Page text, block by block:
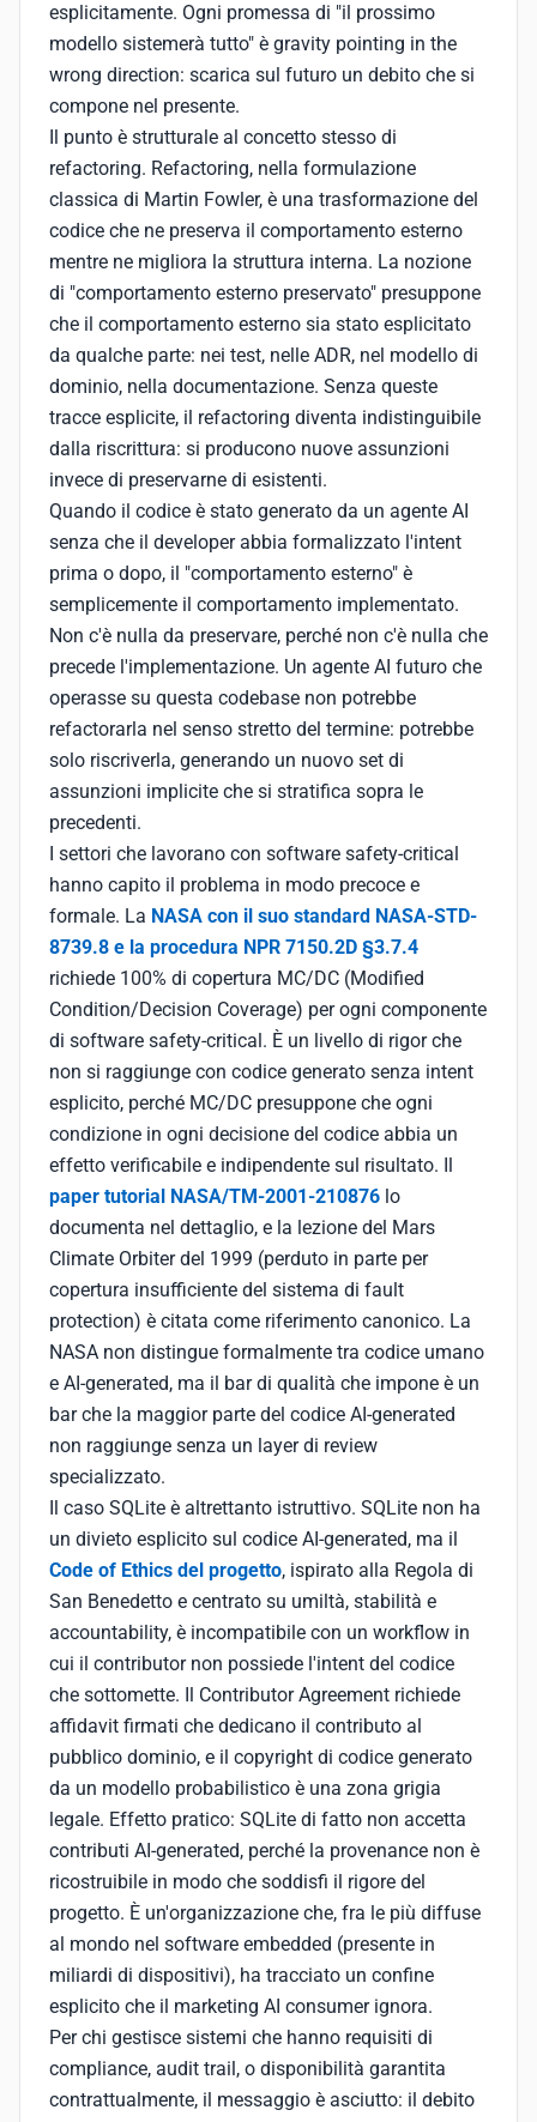
esplicitamente. Ogni promessa di "il prossimo
modello sistemerà tutto" è gravity pointing in the
wrong direction: scarica sul futuro un debito che si
compone nel presente.
Il punto è strutturale al concetto stesso di
refactoring. Refactoring, nella formulazione
classica di Martin Fowler, è una trasformazione del
codice che ne preserva il comportamento esterno
mentre ne migliora la struttura interna. La nozione
di "comportamento esterno preservato" presuppone
che il comportamento esterno sia stato esplicitato
da qualche parte: nei test, nelle ADR, nel modello di
dominio, nella documentazione. Senza queste
tracce esplicite, il refactoring diventa indistinguibile
dalla riscrittura: si producono nuove assunzioni
invece di preservarne di esistenti.
Quando il codice è stato generato da un agente AI
senza che il developer abbia formalizzato l'intent
prima o dopo, il "comportamento esterno" è
semplicemente il comportamento implementato.
Non c'è nulla da preservare, perché non c'è nulla che
precede l'implementazione. Un agente AI futuro che
operasse su questa codebase non potrebbe
refactorarla nel senso stretto del termine: potrebbe
solo riscriverla, generando un nuovo set di
assunzioni implicite che si stratifica sopra le
precedenti.
I settori che lavorano con software safety-critical
hanno capito il problema in modo precoce e
formale. La NASA con il suo standard NASA-STD-
8739.8 e la procedura NPR 7150.2D §3.7.4
richiede 100% di copertura MC/DC (Modified
Condition/Decision Coverage) per ogni componente
di software safety-critical. È un livello di rigor che
non si raggiunge con codice generato senza intent
esplicito, perché MC/DC presuppone che ogni
condizione in ogni decisione del codice abbia un
effetto verificabile e indipendente sul risultato. Il
paper tutorial NASA/TM-2001-210876 lo
documenta nel dettaglio, e la lezione del Mars
Climate Orbiter del 1999 (perduto in parte per
copertura insufficiente del sistema di fault
protection) è citata come riferimento canonico. La
NASA non distingue formalmente tra codice umano
e AI-generated, ma il bar di qualità che impone è un
bar che la maggior parte del codice AI-generated
non raggiunge senza un layer di review
specializzato.
Il caso SQLite è altrettanto istruttivo. SQLite non ha
un divieto esplicito sul codice AI-generated, ma il
Code of Ethics del progetto, ispirato alla Regola di
San Benedetto e centrato su umiltà, stabilità e
accountability, è incompatibile con un workflow in
cui il contributor non possiede l'intent del codice
che sottomette. Il Contributor Agreement richiede
affidavit firmati che dedicano il contributo al
pubblico dominio, e il copyright di codice generato
da un modello probabilistico è una zona grigia
legale. Effetto pratico: SQLite di fatto non accetta
contributi AI-generated, perché la provenance non è
ricostruibile in modo che soddisfi il rigore del
progetto. È un'organizzazione che, fra le più diffuse
al mondo nel software embedded (presente in
miliardi di dispositivi), ha tracciato un confine
esplicito che il marketing AI consumer ignora.
Per chi gestisce sistemi che hanno requisiti di
compliance, audit trail, o disponibilità garantita
contrattualmente, il messaggio è asciutto: il debito